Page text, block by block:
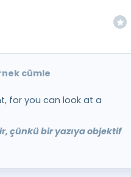
cümle
for you can look at a
çünkü bir yazıya objektif